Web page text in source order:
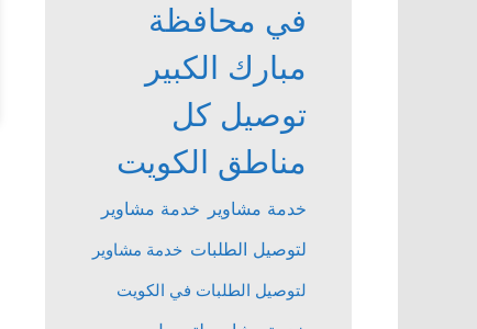
في محافظة
مبارك الكبير
توصيل كل
مناطق الكويت
خدمة مشاوير
خدمة مشاوير
لتوصيل الطلبات خدمة مشاوير
لتوصيل الطلبات في الكويت